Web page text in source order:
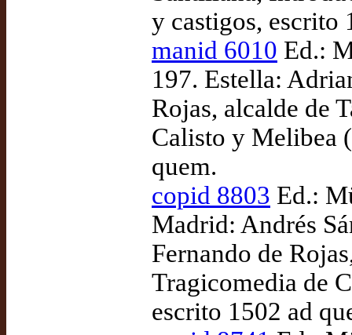
y castigos, escrito
manid 6010 Ed.:
197. Estella:
Rojas, alcalde de
Calisto y Melibea
quem.
copid 8803 Ed.:
Madrid: Andrés
Fernando de
Tragicomedia de
escrito 1502 ad